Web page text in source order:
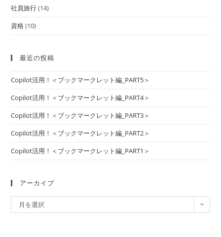
社員旅行(14)
資格(10)
最近の投稿
Copilot活用！＜ブックマークレット編_PART5＞
Copilot活用！＜ブックマークレット編_PART4＞
Copilot活用！＜ブックマークレット編_PART3＞
Copilot活用！＜ブックマークレット編_PART2＞
Copilot活用！＜ブックマークレット編_PART1＞
アーカイブ
月を選択